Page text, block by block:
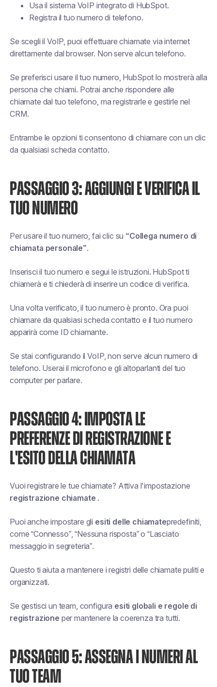
Usa il sistema VoIP integrato di HubSpot.
Registra il tuo numero di telefono.
Se scegli il VoIP, puoi effettuare chiamate via internet
direttamente dal browser. Non serve alcun telefono.
Se preferisci usare il tuo numero, HubSpot lo mostrerà alla
persona che chiami. Potrai anche rispondere alle
chiamate dal tuo telefono, ma registrarle e gestirle nel
CRM.
Entrambe le opzioni ti consentono di chiamare con un clic
da qualsiasi scheda contatto.
PASSAGGIO 3: AGGIUNGI E VERIFICA IL
TUO NUMERO
Per usare il tuo numero, fai clic su “Collega numero di
chiamata personale”.
Inserisci il tuo numero e segui le istruzioni. HubSpot ti
chiamerà e ti chiederà di inserire un codice di verifica.
Una volta verificato, il tuo numero è pronto. Ora puoi
chiamare da qualsiasi scheda contatto e il tuo numero
apparirà come ID chiamante.
Se stai configurando il VoIP, non serve alcun numero di
telefono. Userai il microfono e gli altoparlanti del tuo
computer per parlare.
PASSAGGIO 4: IMPOSTA LE
PREFERENZE DI REGISTRAZIONE E
L'ESITO DELLA CHIAMATA
Vuoi registrare le tue chiamate? Attiva l'impostazione
registrazione chiamate .
Puoi anche impostare gli esiti delle chiamatepredefiniti,
come “Connesso”, “Nessuna risposta” o “Lasciato
messaggio in segreteria”.
Questo ti aiuta a mantenere i registri delle chiamate puliti e
organizzati.
Se gestisci un team, configura esiti globali e regole di
registrazione per mantenere la coerenza tra tutti.
PASSAGGIO 5: ASSEGNA I NUMERI AL
TUO TEAM